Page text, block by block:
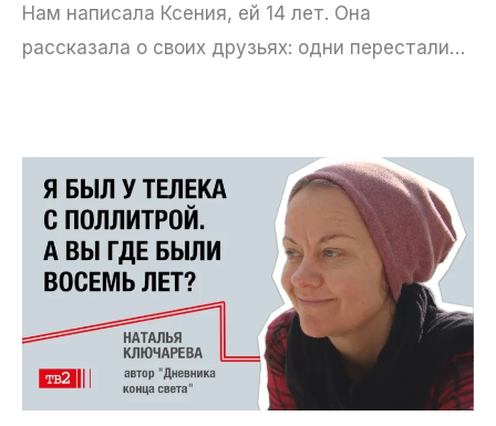
Нам написала Ксения, ей 14 лет. Она
рассказала о своих друзьях: одни перестали…